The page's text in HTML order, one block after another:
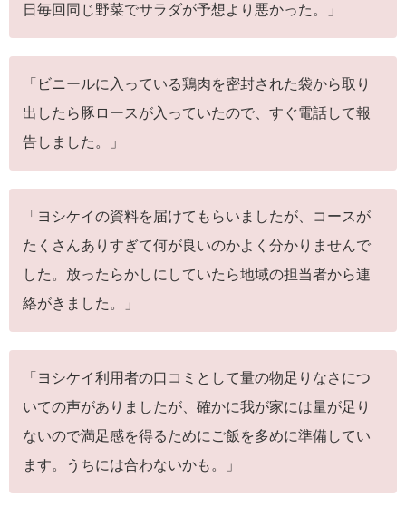
日毎回同じ野菜でサラダが予想より悪かった。」
「ビニールに入っている鶏肉を密封された袋から取り
出したら豚ロースが入っていたので、すぐ電話して報
告しました。」
「ヨシケイの資料を届けてもらいましたが、コースが
たくさんありすぎて何が良いのかよく分かりませんで
した。放ったらかしにしていたら地域の担当者から連
絡がきました。」
「ヨシケイ利用者の口コミとして量の物足りなさにつ
いての声がありましたが、確かに我が家には量が足り
ないので満足感を得るためにご飯を多めに準備してい
ます。うちには合わないかも。」